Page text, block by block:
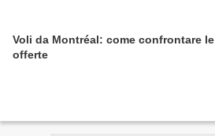
Voli da Montréal: come confrontare le
offerte